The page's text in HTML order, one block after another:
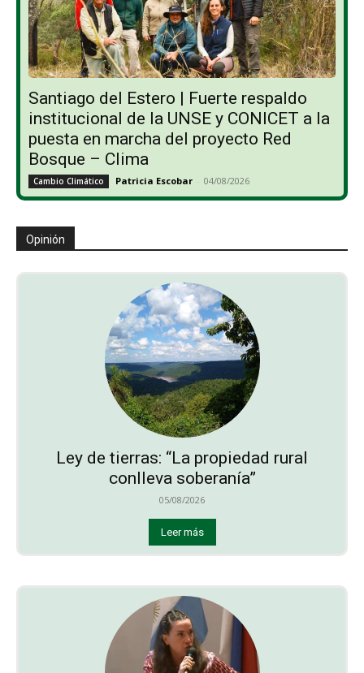
Santiago del Estero | Fuerte respaldo
institucional de la UNSE y CONICET a la
puesta en marcha del proyecto Red
Bosque – Clima
Cambio Climático Patricia Escobar - 04/08/2026
Opinión
Ley de tierras: “La propiedad rural
conlleva soberanía”
05/08/2026
Leer más